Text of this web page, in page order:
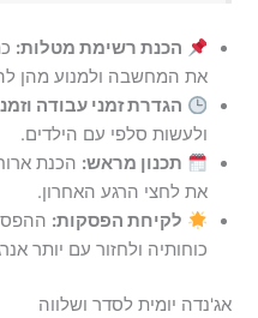
הכנת רשימת מטלות:
את המחשבה ולמנוע מהן
הגדרת זמני עבודה
ולעשות סלפי עם הילדים.
תכנון מראש: הכנת
את לחצי הרגע האחרון.
לקיחת הפסקות:
כוחותיה ולחזור עם יותר
אג'נדה יומית לסדר ושלווה